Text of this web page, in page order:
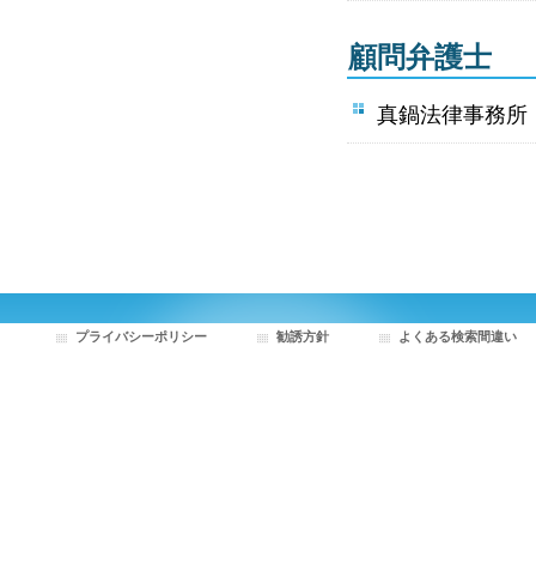
顧問弁護士
真鍋法律
プライバシーポリシー 勧誘方針 よくある検索間違